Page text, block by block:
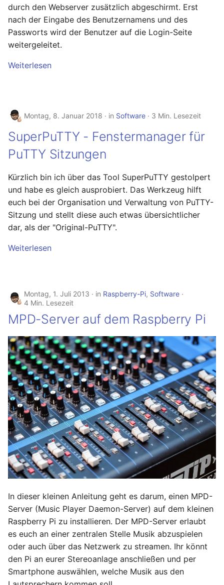
April 2013
Dezember 2012
November 2012
September 2012
August 2012
April 2012
Dezember 2010
November 2010
September 2010
durch den Webserver zusätzlich abgeschirmt. Erst
nach der Eingabe des Benutzernamens und des
Passworts wird der Benutzer auf die Login-Seite
weitergeleitet.
Weiterlesen
Montag, 8. Januar 2018 in Software 3 Min. Lesezeit
SuperPuTTY - Fenstermanager für
PuTTY Sitzungen
Kürzlich bin ich über das Tool SuperPuTTY gestolpert
und habe es gleich ausprobiert. Das Werkzeug hilft
euch bei der Organisation und Verwaltung von PuTTY-
Sitzung und stellt diese auch etwas übersichtlicher
dar, als der "Original-PuTTY".
Weiterlesen
Montag, 1. Juli 2013 in Raspberry-Pi, Software
4 Min. Lesezeit
MPD-Server auf dem Raspberry Pi
In dieser kleinen Anleitung geht es darum, einen MPD-
Server (Music Player Daemon-Server) auf dem kleinen
Raspberry Pi zu installieren. Der MPD-Server erlaubt
es euch an einer zentralen Stelle Musik abzuspielen
oder auch über das Netzwerk zu streamen. Ihr könnt
den Pi an eurer Stereoanlage anschließen und per
Smartphone auswählen, welche Musik aus den